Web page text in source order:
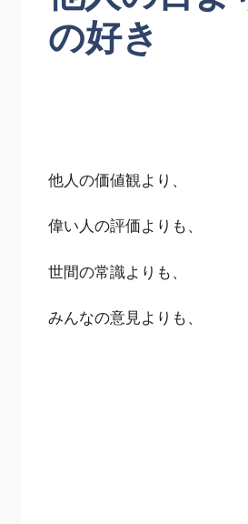
の好き
他人の価値観より、
偉い人の評価よりも、
世間の常識よりも、
みんなの意見よりも、